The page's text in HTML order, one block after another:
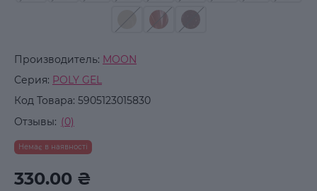
Производитель: MOON
Серия: POLY GEL
Код Товара: 5905123015830
Отзывы: (0)
Немає в наявності
330.00 ₴